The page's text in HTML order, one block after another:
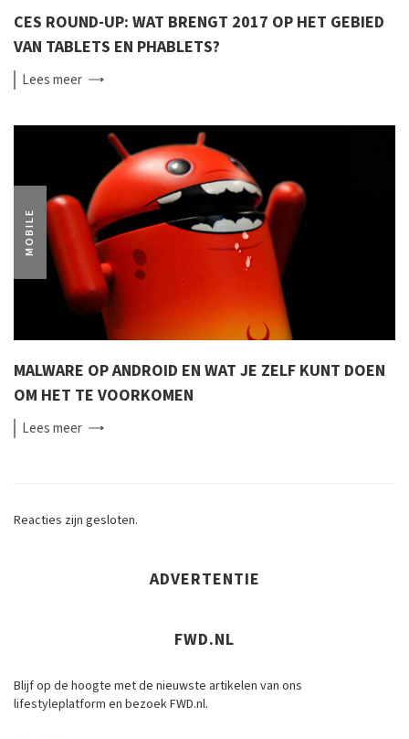
CES ROUND-UP: WAT BRENGT 2017 OP HET GEBIED
VAN TABLETS EN PHABLETS?
Leesmeer
MOBILE
MALWARE OP ANDROID EN WAT JE ZELF KUNT DOEN
OM HET TE VOORKOMEN
Leesmeer
Reacties zijn gesloten.
ADVERTENTIE
FWD.NL
Blijf op de hoogte met de nieuwste artikelen van ons
lifestyleplatform en bezoek FWD.nl.